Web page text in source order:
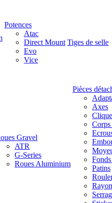
Potences
Atac
Direct Mount
Evo
Vice
Tiges de selle
Gravel
ATR
G-Series
Roues Aluminium
Pièces
Axes
Patins